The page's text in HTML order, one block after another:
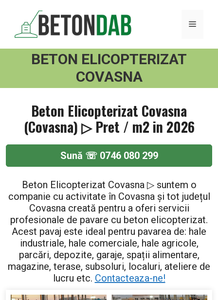
conținut
BETON ELICOPTERIZAT
COVASNA
Beton Elicopterizat Covasna
(Covasna) ▷ Pret / m2 in 2026
Sună ☏ 0746 080 299
Beton Elicopterizat Covasna ▷ suntem o
companie cu activitate în Covasna și tot județul
Covasna creată pentru a oferi servicii
profesionale de pavare cu beton elicopterizat.
Acest pavaj este ideal pentru pavarea de: hale
industriale, hale comerciale, hale agricole,
parcări, depozite, garaje, spații alimentare,
magazine, terase, subsoluri, localuri, ateliere de
lucru etc. Contacteaza-ne!